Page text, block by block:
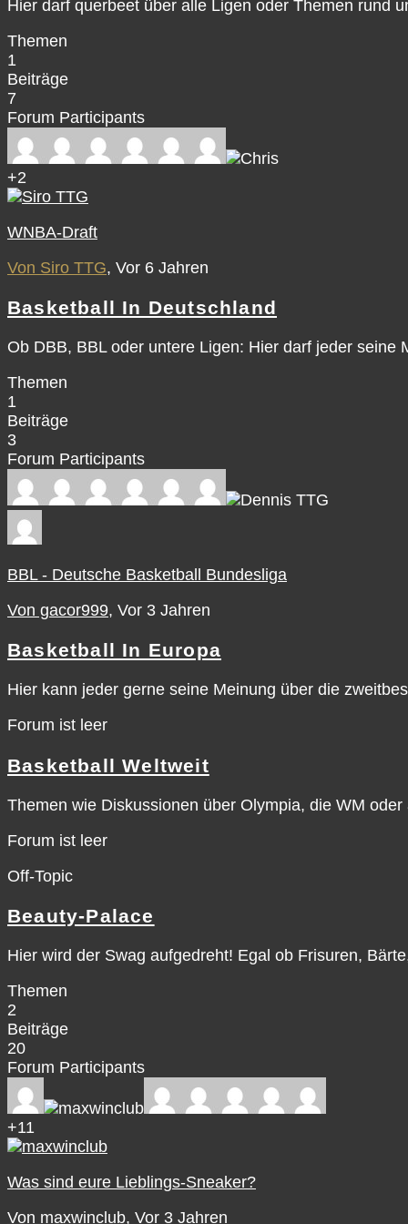
Hier darf querbeet über alle Ligen oder Themen rund
Themen
1
Beiträge
7
Forum Participants
+2
WNBA-Draft
Von Siro TTG, Vor 6 Jahren
Basketball In Deutschland
Ob DBB, BBL oder untere Ligen: Hier darf jeder
Themen
1
Beiträge
3
Forum Participants
BBL - Deutsche Basketball Bundesliga
Von gacor999, Vor 3 Jahren
Basketball In Europa
Hier kann jeder gerne seine Meinung über die
Forum ist leer
Basketball Weltweit
Themen wie Diskussionen über Olympia, die WM
Forum ist leer
Off-Topic
Beauty-Palace
Hier wird der Swag aufgedreht! Egal ob Frisuren,
Themen
2
Beiträge
20
Forum Participants
+11
Was sind eure Lieblings-Sneaker?
Von maxwinclub, Vor 3 Jahren